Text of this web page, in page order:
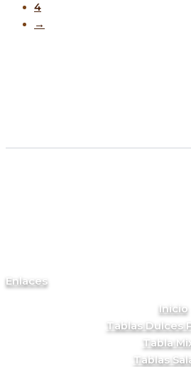
4
→
Enlaces
Inicio
Tablas Dulces
Tabla
Tablas